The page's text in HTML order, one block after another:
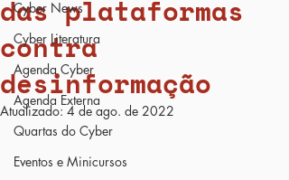
Cyber News
Cyber Literatura
Agenda Cyber
Agenda Externa
Quartas do Cyber
Eventos e Minicursos
das plataformas
contra
desinformação
Atualizado:4 de ago. de 2022